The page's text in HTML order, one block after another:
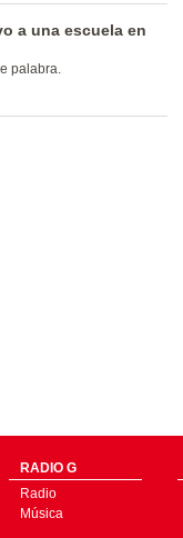
a una escuela en
palabra.
RADIO G
Radio
Música